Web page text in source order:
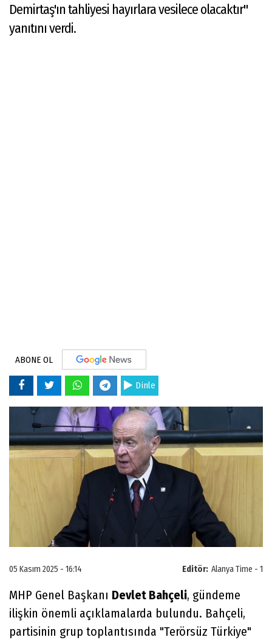
Demirtaş'ın tahliyesi hayırlara vesilece olacaktır"
yanıtını verdi.
ABONE OL
Dinle
Editör: Alanya Time - 1
05 Kasım 2025 - 16:14
MHP Genel Başkanı Devlet Bahçeli, gündeme
ilişkin önemli açıklamalarda bulundu. Bahçeli,
partisinin grup toplantısında "Terörsüz Türkiye"